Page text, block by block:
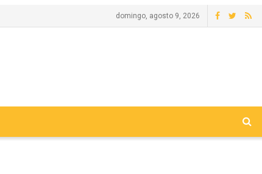
domingo, agosto 9, 2026